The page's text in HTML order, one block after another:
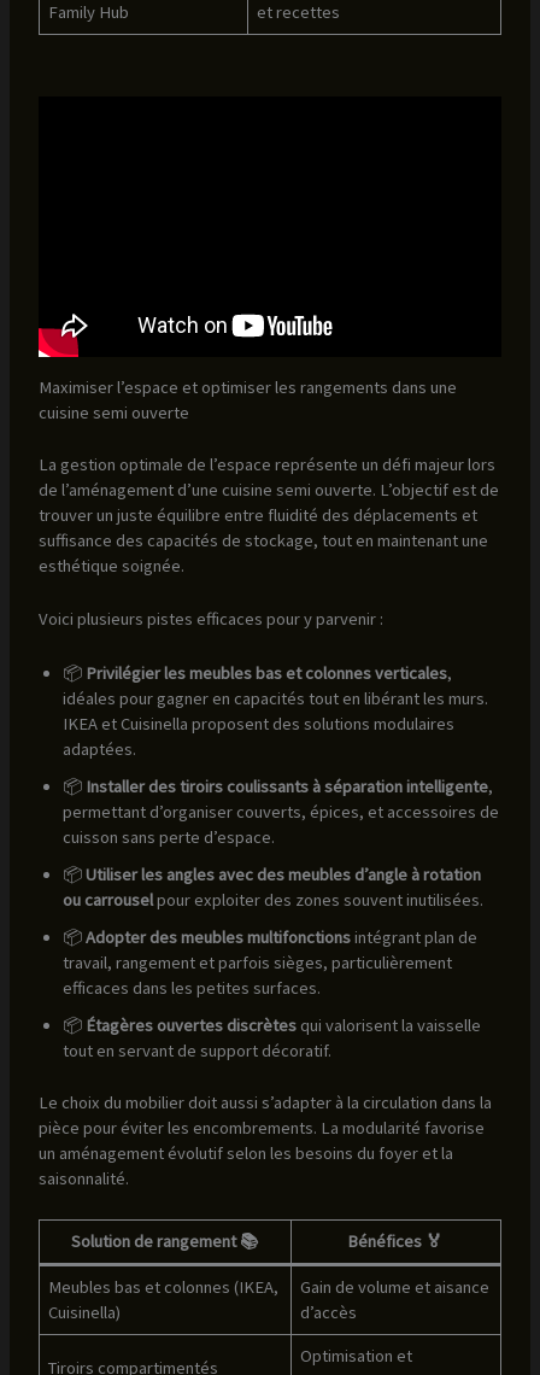
Family Hub
et recettes
Maximiser l’espace et optimiser les rangements dans une
cuisine semi ouverte
La gestion optimale de l’espace représente un défi majeur lors
de l’aménagement d’une cuisine semi ouverte. L’objectif est de
trouver un juste équilibre entre fluidité des déplacements et
suffisance des capacités de stockage, tout en maintenant une
esthétique soignée.
Voici plusieurs pistes efficaces pour y parvenir :
📦 Privilégier les meubles bas et colonnes verticales,
idéales pour gagner en capacités tout en libérant les murs.
IKEA et Cuisinella proposent des solutions modulaires
adaptées.
📦 Installer des tiroirs coulissants à séparation intelligente,
permettant d’organiser couverts, épices, et accessoires de
cuisson sans perte d’espace.
📦Utiliser les angles avec des meubles d’angle à rotation
ou carrouselpour exploiter des zones souvent inutilisées.
📦Adopter des meubles multifonctionsintégrant plan de
travail, rangement et parfois sièges, particulièrement
efficaces dans les petites surfaces.
📦 Étagères ouvertes discrètesqui valorisent la vaisselle
tout en servant de support décoratif.
Le choix du mobilier doit aussi s’adapter à la circulation dans la
pièce pour éviter les encombrements. La modularité favorise
un aménagement évolutif selon les besoins du foyer et la
saisonnalité.
Solution de rangement 📚 Bénéfices 🏅
Meubles bas et colonnes (IKEA,
Cuisinella)
Gain de volume et aisance
d’accès
Tiroirs compartimentés
Optimisation et